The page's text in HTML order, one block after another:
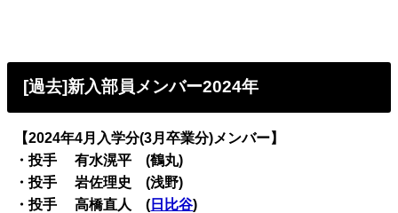
[過去]新入部員メンバー2024年
【2024年4月入学分(3月卒業分)メンバー】
・投手 有水滉平 (鶴丸)
・投手 岩佐理史 (浅野)
・投手 高橋直人 ( 日比谷)